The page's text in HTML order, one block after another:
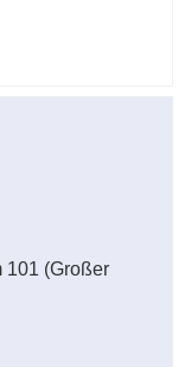
101 (Großer